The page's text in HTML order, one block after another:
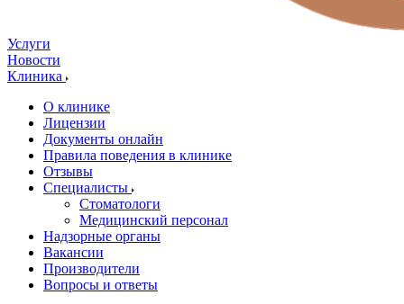
Услуги
Новости
Клиника
О клинике
Лицензии
Документы онлайн
Правила поведения в клинике
Отзывы
Специалисты
Стоматологи
Медицинский персонал
Надзорные органы
Вакансии
Производители
Вопросы и ответы